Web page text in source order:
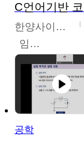
한양사이버대학교
임동균
공학